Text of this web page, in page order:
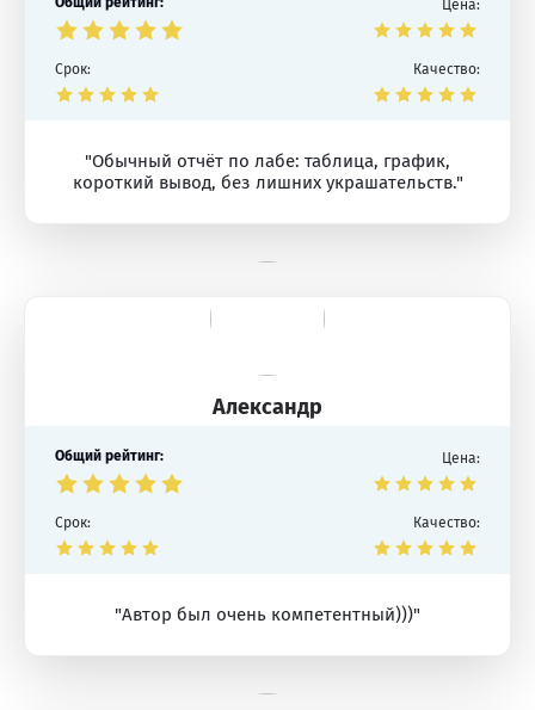
Цена:
Срок: Качество:
"Обычный отчёт по лабе: таблица, график,
короткий вывод, без лишних украшательств."
Александр
Общий рейтинг: Цена:
Срок: Качество:
"Автор был очень компетентный)))"